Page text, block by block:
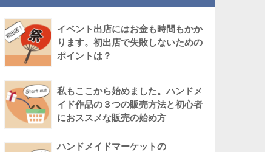
イベント出店にはお金も時間もかか
ります。初出店で失敗しないための
ポイントは？
私もここから始めました。ハンドメ
イド作品の３つの販売方法と初心者
におススメな販売の始め方
ハンドメイドマーケットの